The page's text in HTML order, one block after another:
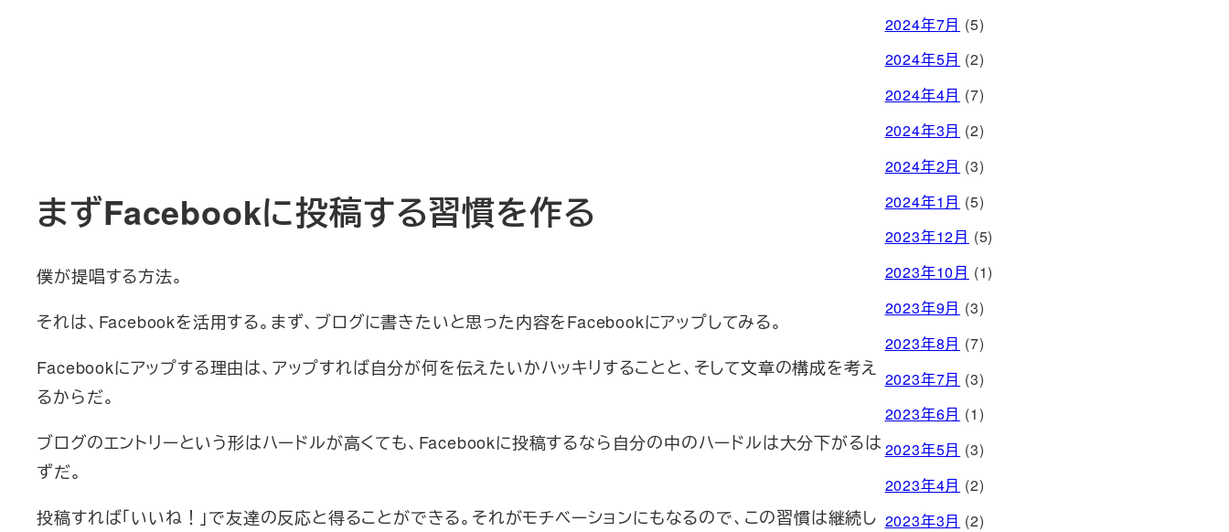
まずFacebookに投稿する習慣を作る
僕が提唱する方法。
それは、Facebookを活用する。まず、ブログに書きたいと思った内容をFacebookにアップしてみる。
Facebookにアップする理由は、アップすれば自分が何を伝えたいかハッキリすることと、そして文章の構成を考え
るからだ。
ブログのエントリーという形はハードルが高くても、Facebookに投稿するなら自分の中のハードルは大分下がるは
ずだ。
投稿すれば「いいね！」で友達の反応と得ることができる。それがモチベーションにもなるので、この習慣は継続し
2024年7月 (5)
2024年5月 (2)
2024年4月 (7)
2024年3月 (2)
2024年2月 (3)
2024年1月 (5)
2023年12月 (5)
2023年10月 (1)
2023年9月 (3)
2023年8月 (7)
2023年7月 (3)
2023年6月 (1)
2023年5月 (3)
2023年4月 (2)
2023年3月 (2)